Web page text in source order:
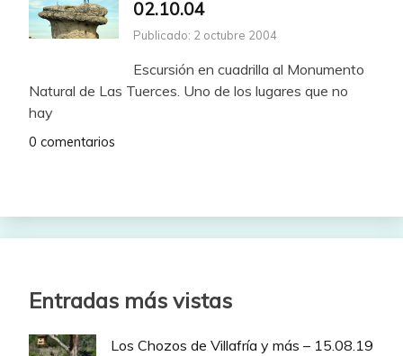
02.10.04
Publicado: 2 octubre 2004
Escursión en cuadrilla al Monumento
Natural de Las Tuerces. Uno de los lugares que no
hay
0 comentarios
Entradas más vistas
Los Chozos de Villafría y más – 15.08.19